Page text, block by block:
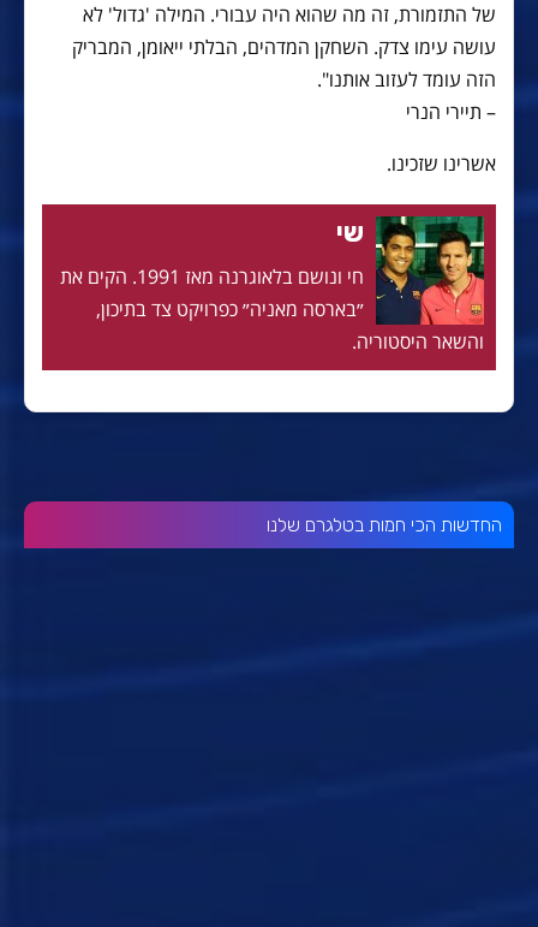
של התזמורת, זה מה שהוא היה עבורי. המילה 'גדול' לא
עושה עימו צדק. השחקן המדהים, הבלתי ייאומן, המבריק
הזה עומד לעזוב אותנו".
– תיירי הנרי
אשרינו שזכינו.
שי
חי ונושם בלאוגרנה מאז 1991. הקים את
״בארסה מאניה״ כפרויקט צד בתיכון,
והשאר היסטוריה.
החדשות הכי חמות בטלגרם שלנו